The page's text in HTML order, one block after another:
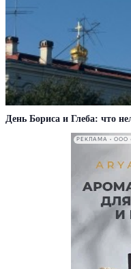
День Бориса и Глеба: что